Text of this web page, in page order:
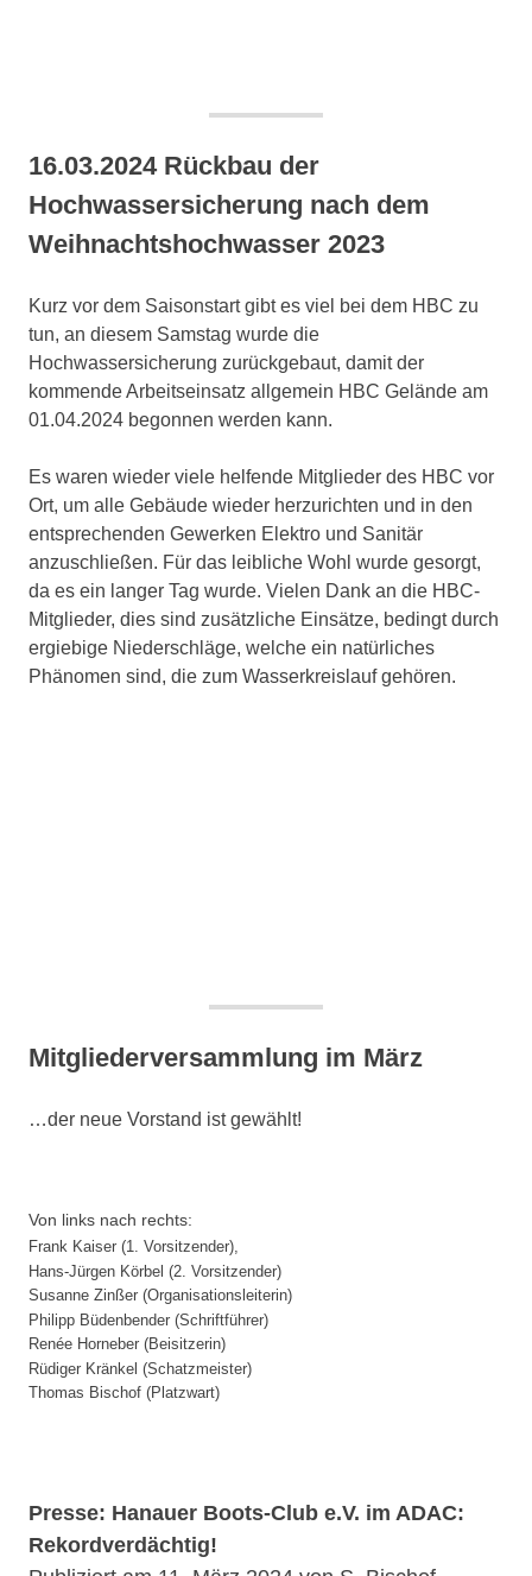
16.03.2024 Rückbau der
Hochwassersicherung nach dem
Weihnachtshochwasser 2023
Kurz vor dem Saisonstart gibt es viel bei dem HBC zu
tun, an diesem Samstag wurde die
Hochwassersicherung zurückgebaut, damit der
kommende Arbeitseinsatz allgemein HBC Gelände am
01.04.2024 begonnen werden kann.
Es waren wieder viele helfende Mitglieder des HBC vor
Ort, um alle Gebäude wieder herzurichten und in den
entsprechenden Gewerken Elektro und Sanitär
anzuschließen. Für das leibliche Wohl wurde gesorgt,
da es ein langer Tag wurde. Vielen Dank an die HBC-
Mitglieder, dies sind zusätzliche Einsätze, bedingt durch
ergiebige Niederschläge, welche ein natürliches
Phänomen sind, die zum Wasserkreislauf gehören.
Mitgliederversammlung im März
…der neue Vorstand ist gewählt!
Von links nach rechts:
Frank Kaiser (1. Vorsitzender),
Hans-Jürgen Körbel (2. Vorsitzender)
Susanne Zinßer (Organisationsleiterin)
Philipp Büdenbender (Schriftführer)
Renée Horneber (Beisitzerin)
Rüdiger Kränkel (Schatzmeister)
Thomas Bischof (Platzwart)
Presse: Hanauer Boots-Club e.V. im ADAC:
Rekordverdächtig!